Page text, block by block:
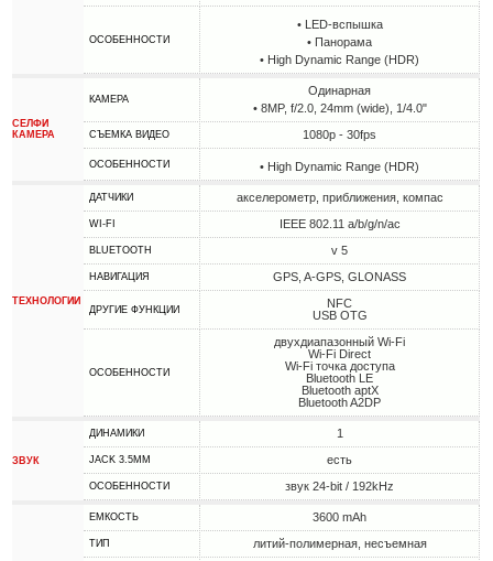
ОСОБЕННОСТИ
• LED-вспышка
• Панорама
• High Dynamic Range (HDR)
СЕЛФИ
КАМЕРА
КАМЕРА
Одинарная
• 8MP, f/2.0, 24mm (wide), 1/4.0"
СЪЕМКА ВИДЕО 1080p - 30fps
ОСОБЕННОСТИ • High Dynamic Range (HDR)
ТЕХНОЛОГИИ
ДАТЧИКИ акселерометр, приближения, компас
WI-FI IEEE 802.11 a/b/g/n/ac
BLUETOOTH v 5
НАВИГАЦИЯ GPS, A-GPS, GLONASS
ДРУГИЕ ФУНКЦИИ
NFC
USB OTG
ОСОБЕННОСТИ
двухдиапазонный Wi-Fi
Wi-Fi Direct
Wi-Fi точка доступа
Bluetooth LE
Bluetooth aptX
Bluetooth A2DP
ЗВУК
ДИНАМИКИ 1
JACK 3.5MM есть
ОСОБЕННОСТИ звук 24-bit / 192kHz
ЕМКОСТЬ 3600 mAh
ТИП литий-полимерная, несъемная